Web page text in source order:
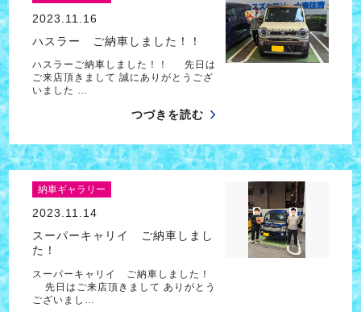
2023.11.16
ハスラー ご納車しました！！
ハスラーご納車しました！！ 先日は
ご来店頂きまして 誠にありがとうござ
いました …
つづきを読む
納車ギャラリー
2023.11.14
スーパーキャリイ ご納車しまし
た！
スーパーキャリイ ご納車しました！
先日はご来店頂きまして ありがとう
ございまし…